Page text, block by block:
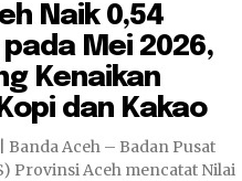
Naik 0,54
pada Mei 2026,
Kenaikan
dan Kakao
Banda Aceh – Badan Pusat
Provinsi Aceh mencatat Nilai